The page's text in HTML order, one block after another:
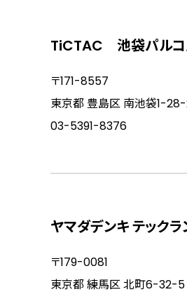
TiCTAC 池袋パル
〒171-8557
東京都 豊島区 南池袋1-
03-5391-8376
ヤマダデンキ テック
〒179-0081
東京都 練馬区 北町6-32-5